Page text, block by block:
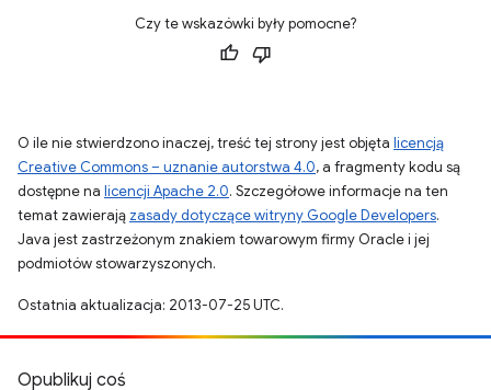
Czy te wskazówki były pomocne?
O ile nie stwierdzono inaczej, treść tej strony jest objęta licencją
Creative Commons – uznanie autorstwa 4.0, a fragmenty kodu są
dostępne na licencji Apache 2.0. Szczegółowe informacje na ten
temat zawierają zasady dotyczące witryny Google Developers.
Java jest zastrzeżonym znakiem towarowym firmy Oracle i jej
podmiotów stowarzyszonych.
Ostatnia aktualizacja: 2013-07-25 UTC.
Opublikuj coś